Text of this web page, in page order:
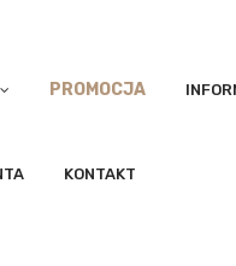
PROMOCJA
KONTAKT